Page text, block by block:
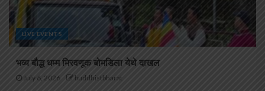
LIVE EVENTS
भव्य बौद्ध धम्म मिरवणूक बोमडिला येथे दाखल
July 6, 2026 buddhistbharat